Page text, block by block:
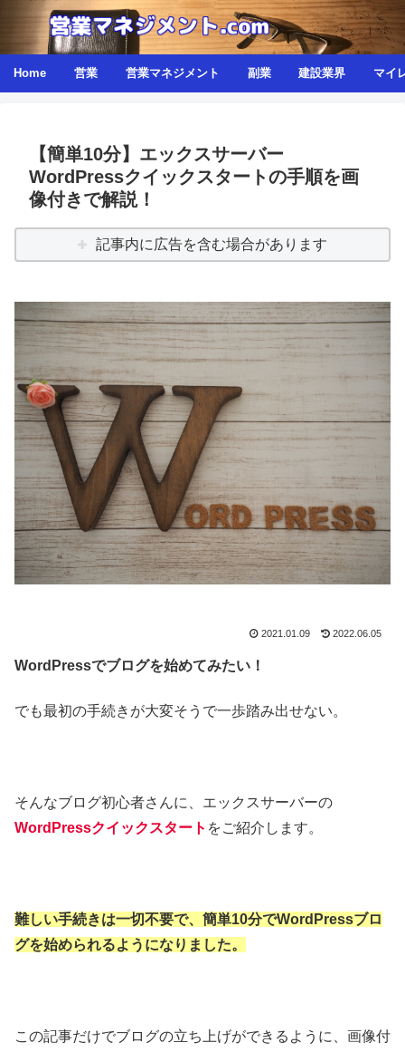
Home 営業 営業マネジメント 副業 建設業界 マイ
【簡単10分】エックスサーバー
WordPressクイックスタートの手順を画
像付きで解説！
記事内に広告を含む場合があります
2021.01.09 2022.06.05
WordPressでブログを始めてみたい！
でも最初の手続きが大変そうで一歩踏み出せない。
そんなブログ初心者さんに、エックスサーバーの
WordPressクイックスタート をご紹介します。
難しい手続きは一切不要で、簡単10分でWordPressブロ
グを始められるようになりました。
この記事だけでブログの立ち上げができるように、画像付